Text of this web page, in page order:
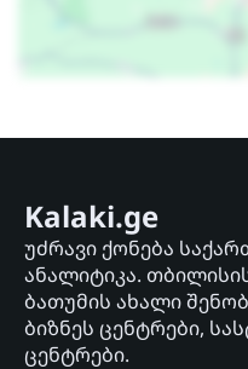
Kalaki.ge
უძრავი ქონება
ანალიტიკა.
ბათუმის ახალი
ბიზნეს ცენტრები,
ცენტრები.